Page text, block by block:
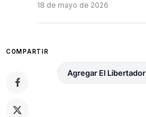
18 de mayo de 2026
COMPARTIR
Agregar El